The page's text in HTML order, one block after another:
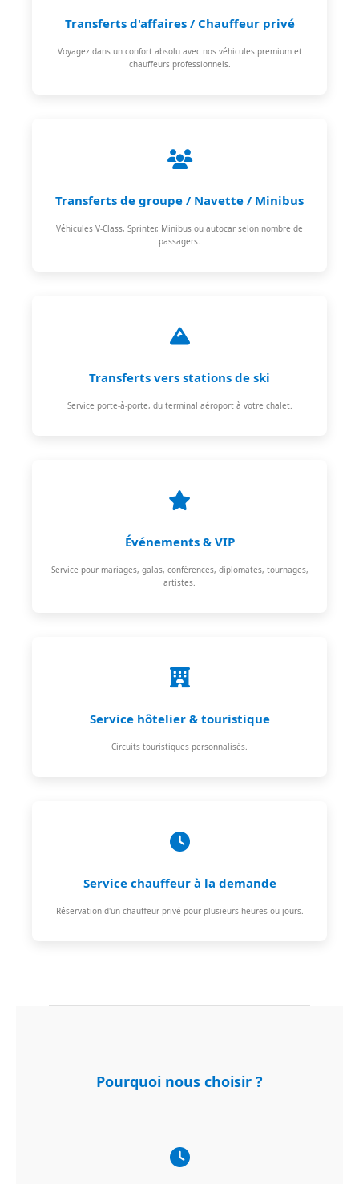
Transferts d'affaires / Chauffeur privé
Voyagez dans un confort absolu avec nos véhicules premium et
chauffeurs professionnels.
Transferts de groupe / Navette / Minibus
Véhicules V-Class, Sprinter, Minibus ou autocar selon nombre de
passagers.
Transferts vers stations de ski
Service porte-à-porte, du terminal aéroport à votre chalet.
Événements & VIP
Service pour mariages, galas, conférences, diplomates, tournages,
artistes.
Service hôtelier & touristique
Circuits touristiques personnalisés.
Service chauffeur à la demande
Réservation d'un chauffeur privé pour plusieurs heures ou jours.
Pourquoi nous choisir ?